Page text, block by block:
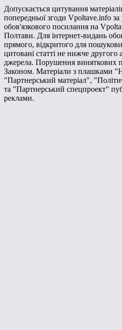
Допускається цитування
попередньої згоди Vpoltave.info
обов'язкового посилання на
Полтави. Для інтернет-видань
прямого, відкритого для
цитовані статті не нижче другого
джерела. Порушення виняткових
Законом. Матеріали з плашками
"Партнерський матеріал",
та "Партнерський спецпроект"
реклами.